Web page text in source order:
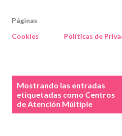
Páginas
Cookies
Políticas de
Mostrando las entradas
etiquetadas como Centros
de Atención Múltiple